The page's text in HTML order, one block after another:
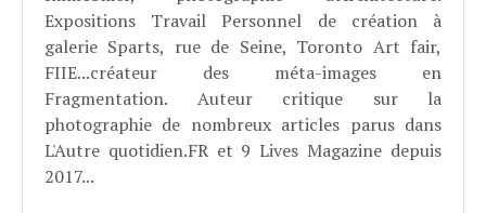
Expositions Travail Personnel de création à
galerie Sparts, rue de Seine, Toronto Art fair,
FIIE...créateur des méta-images en
Fragmentation. Auteur critique sur la
photographie de nombreux articles parus dans
L'Autre quotidien.FR et 9 Lives Magazine depuis
2017...